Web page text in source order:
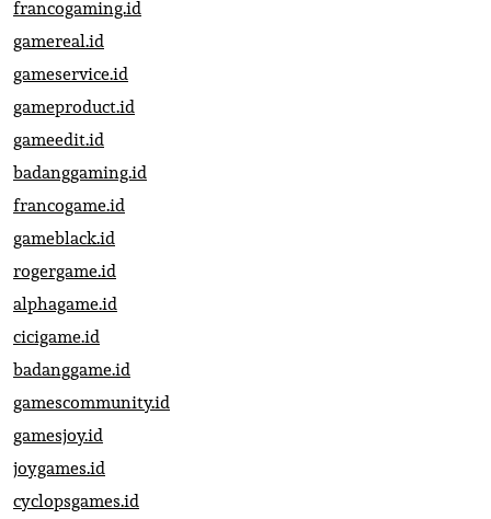
francogaming.id
gamereal.id
gameservice.id
gameproduct.id
gameedit.id
badanggaming.id
francogame.id
gameblack.id
rogergame.id
alphagame.id
cicigame.id
badanggame.id
gamescommunity.id
gamesjoy.id
joygames.id
cyclopsgames.id